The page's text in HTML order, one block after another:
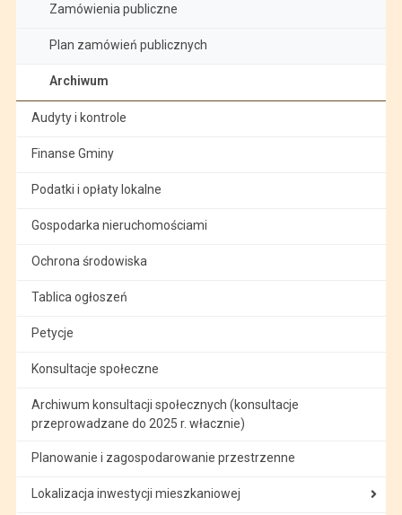
Zamówienia publiczne
Plan zamówień publicznych
Archiwum
Audyty i kontrole
Finanse Gminy
Podatki i opłaty lokalne
Gospodarka nieruchomościami
Ochrona środowiska
Tablica ogłoszeń
Petycje
Konsultacje społeczne
Archiwum konsultacji społecznych (konsultacje
przeprowadzane do 2025 r. włacznie)
Planowanie i zagospodarowanie przestrzenne
Lokalizacja inwestycji mieszkaniowej